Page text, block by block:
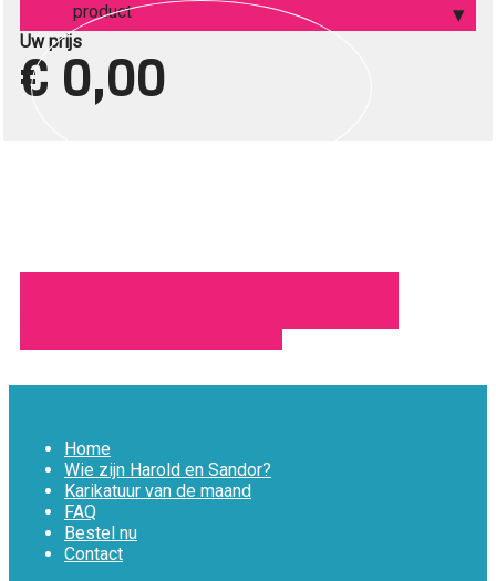
product
Uw prijs
€ 0,00
Home
Wie zijn Harold en Sandor?
Karikatuur van de maand
FAQ
Bestel nu
Contact